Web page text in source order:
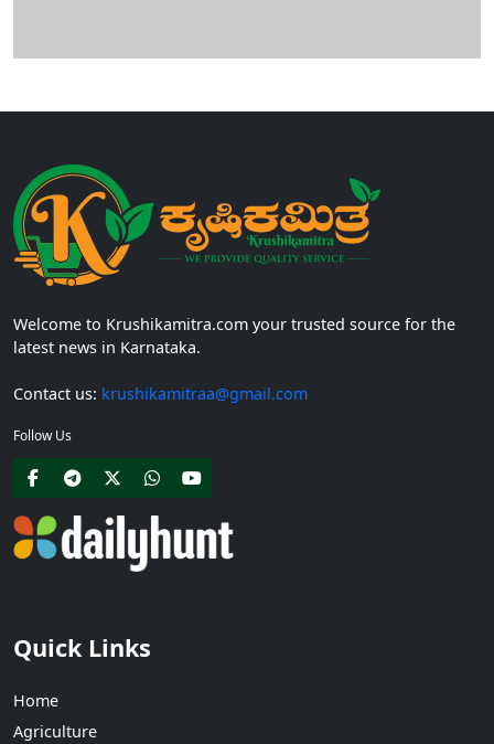
Welcome to Krushikamitra.com your trusted source for the
latest news in Karnataka.
Contact us: krushikamitraa@gmail.com
Follow Us
Quick Links
Home
Agriculture